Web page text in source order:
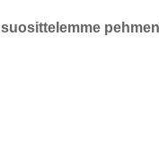
suosittelemme